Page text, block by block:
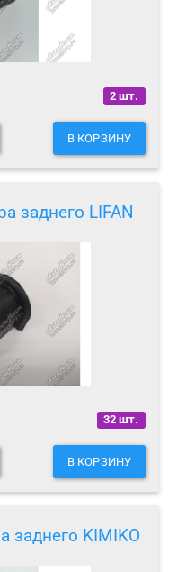
2 шт.
В КОРЗИНУ
заднего LIFAN
32 шт.
В КОРЗИНУ
заднего KIMIKO